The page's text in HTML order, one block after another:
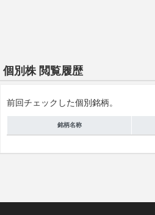
個別株 閲覧履歴
前回チェックした個別銘柄。
銘柄名称